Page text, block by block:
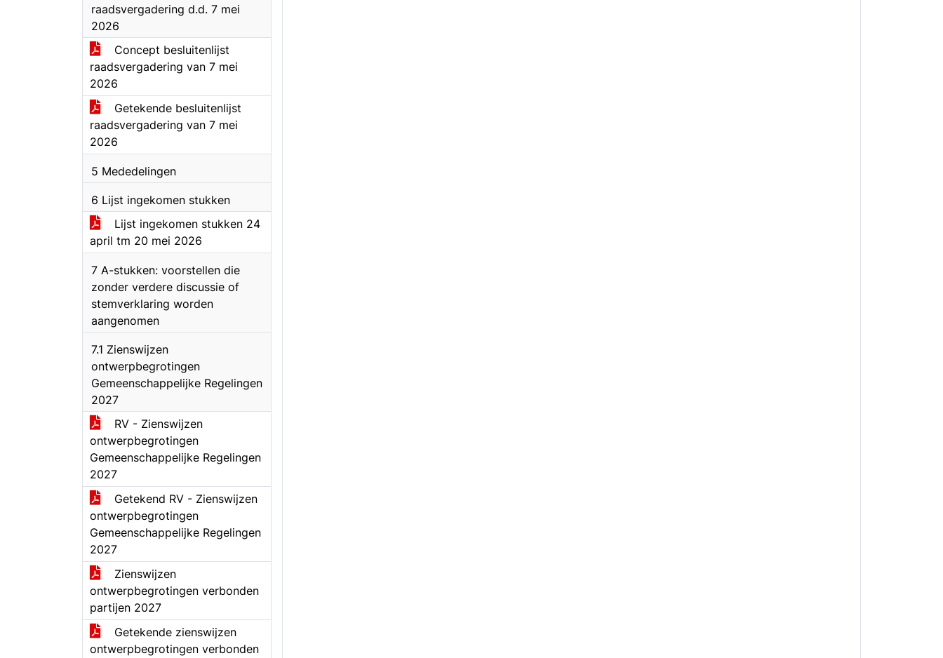
raadsvergadering d.d. 7 mei
2026
Concept besluitenlijst
raadsvergadering van 7 mei
2026
Getekende besluitenlijst
raadsvergadering van 7 mei
2026
5 Mededelingen
6 Lijst ingekomen stukken
Lijst ingekomen stukken 24
april tm 20 mei 2026
7 A-stukken: voorstellen die
zonder verdere discussie of
stemverklaring worden
aangenomen
7.1 Zienswijzen
ontwerpbegrotingen
Gemeenschappelijke Regelingen
2027
RV - Zienswijzen
ontwerpbegrotingen
Gemeenschappelijke Regelingen
2027
Getekend RV - Zienswijzen
ontwerpbegrotingen
Gemeenschappelijke Regelingen
2027
Zienswijzen
ontwerpbegrotingen verbonden
partijen 2027
Getekende zienswijzen
ontwerpbegrotingen verbonden